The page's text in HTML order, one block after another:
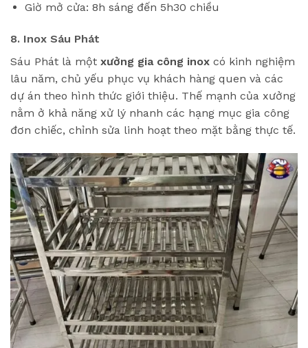
Giờ mở cửa: 8h sáng đến 5h30 chiều
8. Inox Sáu Phát
Sáu Phát là một xưởng gia công inox có kinh nghiệm
lâu năm, chủ yếu phục vụ khách hàng quen và các
dự án theo hình thức giới thiệu. Thế mạnh của xưởng
nằm ở khả năng xử lý nhanh các hạng mục gia công
đơn chiếc, chỉnh sửa linh hoạt theo mặt bằng thực tế.